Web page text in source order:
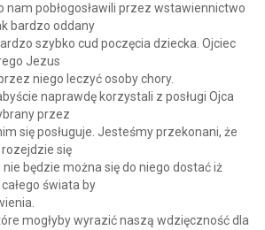
nam pobłogosławili przez wstawiennictwo
bardzo oddany
szybko cud poczęcia dziecka. Ojciec
Jezus
niego leczyć osoby chory.
naprawdę korzystali z posługi Ojca
przez
się posługuje. Jesteśmy przekonani, że
rozejdzie się
będzie można się do niego dostać iż
świata by
mogłyby wyrazić naszą wdzięczność dla